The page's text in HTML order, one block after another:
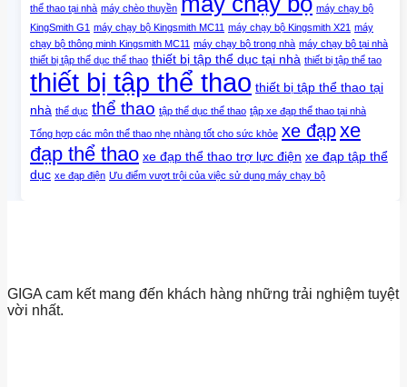
thể thao tại nhà máy chèo thuyền
máy chạy bộ
KingSmith G1 máy chạy bộ Kingsmith MC11 máy chạy bộ Kingsmith X21 máy
chạy bộ thông minh Kingsmith MC11 máy chạy bộ trong nhà máy chạy bộ tại nhà
thiết bị tập thể dục thể thao thiết bị tập thể dục tại nhà thiết bị tập thể tao
thiết bị tập thể thao thiết bị tập thể thao tại
nhà thể dục thể thao tập thể dục thể thao tập xe đạp thể thao tại nhà
Tổng hợp các môn thể thao nhẹ nhàng tốt cho sức khỏe xe đạpxe
đạp thể thao xe đạp thể thao trợ lực điện xe đạp tập thể
dục xe đạp điện Ưu điểm vượt trội của việc sử dụng máy chạy bộ
GIGA cam kết mang đến khách hàng những trải nghiệm tuyệt
vời nhất.